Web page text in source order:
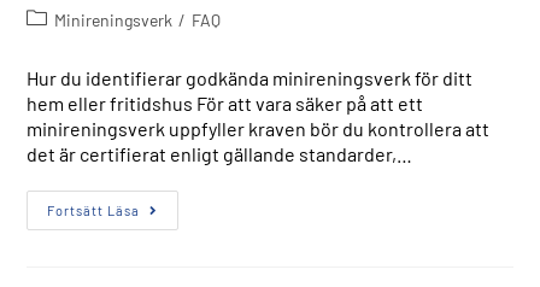
Minireningsverk / FAQ
Hur du identifierar godkända minireningsverk för ditt
hem eller fritidshus För att vara säker på att ett
minireningsverk uppfyller kraven bör du kontrollera att
det är certifierat enligt gällande standarder,…
Fortsätt Läsa